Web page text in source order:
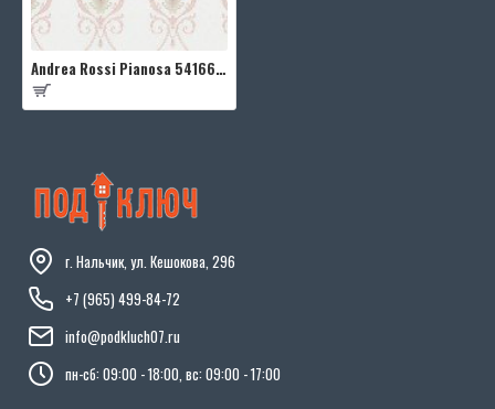
Andrea Rossi Pianosa 54166-3
г. Нальчик, ул. Кешокова, 296
+7 (965) 499-84-72
info@podkluch07.ru
пн-сб: 09:00 - 18:00, вс: 09:00 - 17:00